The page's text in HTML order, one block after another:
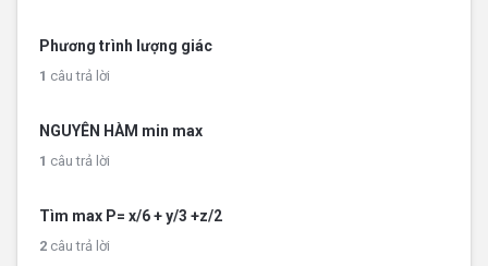
Phương trình lượng giác
1 câu trả lời
NGUYÊN HÀM min max
1 câu trả lời
Tìm max P= x/6 + y/3 +z/2
2 câu trả lời